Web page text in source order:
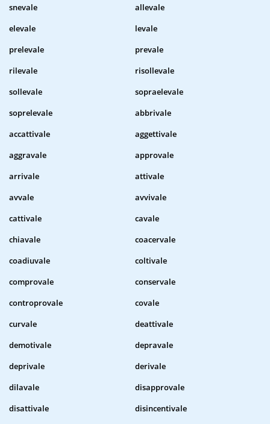
snevale
allevale
elevale
levale
prelevale
prevale
rilevale
risollevale
sollevale
sopraelevale
soprelevale
abbrivale
accattivale
aggettivale
aggravale
approvale
arrivale
attivale
avvale
avvivale
cattivale
cavale
chiavale
coacervale
coadiuvale
coltivale
comprovale
conservale
controprovale
covale
curvale
deattivale
demotivale
depravale
deprivale
derivale
dilavale
disapprovale
disattivale
disincentivale